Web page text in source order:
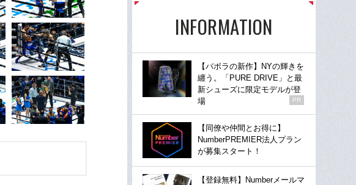
INFORMATION
【バボラの新作】NYの輝きを
纏う。「PURE DRIVE」と最
新シューズに限定モデルが登
場
PR
【同僚や仲間とお得に】
NumberPREMIER法人プラン
が募集スタート！
【登録無料】Numberメールマ